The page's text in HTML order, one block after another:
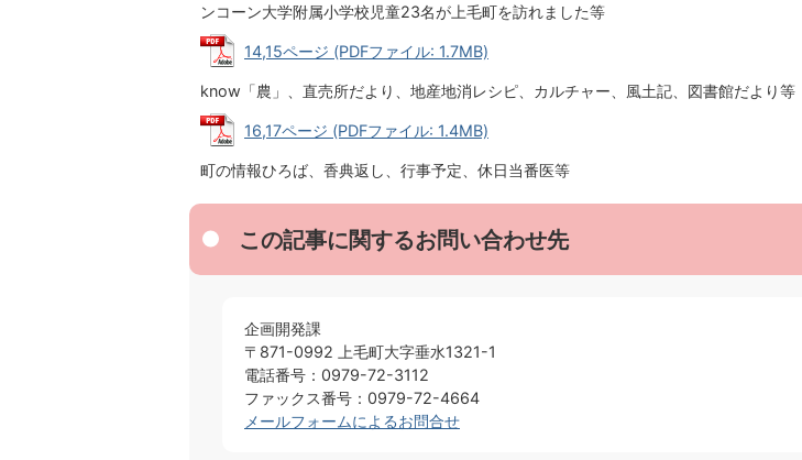
ンコーン大学附属小学校児童23名が上毛町を訪れました等
14,15ページ (PDFファイル: 1.7MB)
know 「農」、直売所だより、地産地消レシピ、カルチャー、風土記、図書館だより等
16,17ページ (PDFファイル: 1.4MB)
町の情報ひろば、香典返し、行事予定、休日当番医等
この記事に関するお問い合わせ先
企画開発課
〒871-0992 上毛町大字垂水1321-1
電話番号：0979-72-3112
ファックス番号：0979-72-4664
メールフォームによるお問合せ